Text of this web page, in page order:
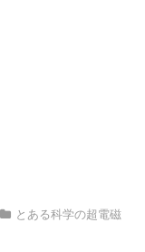
とある科学の超電磁